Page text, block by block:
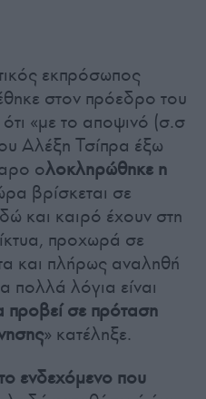
εκπρόσωπος
στον πρόεδρο του
«με το αποψινό (σ.σ
Αλέξη Τσίπρα έξω
ολοκληρώθηκε η
βρίσκεται σε
και καιρό έχουν στη
προχωρά σε
και πλήρως αναληθή
λόγια είναι
προβεί σε πρόταση
» κατέληξε.
ενδεχόμενο που